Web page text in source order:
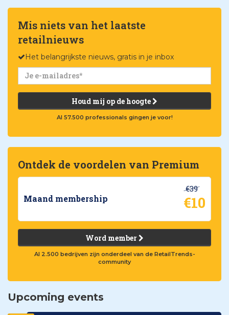
Mis niets van het laatste
retailnieuws
Het belangrijkste nieuws, gratis in je inbox
Houd mij op de hoogte
Al 57.500 professionals gingen je voor!
Ontdek de voordelen van Premium
Maand membership
€39
€10
Word member
Al 2.500 bedrijven zijn onderdeel van de RetailTrends-
community
Upcoming events